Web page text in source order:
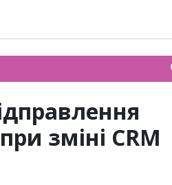
зміні CRM